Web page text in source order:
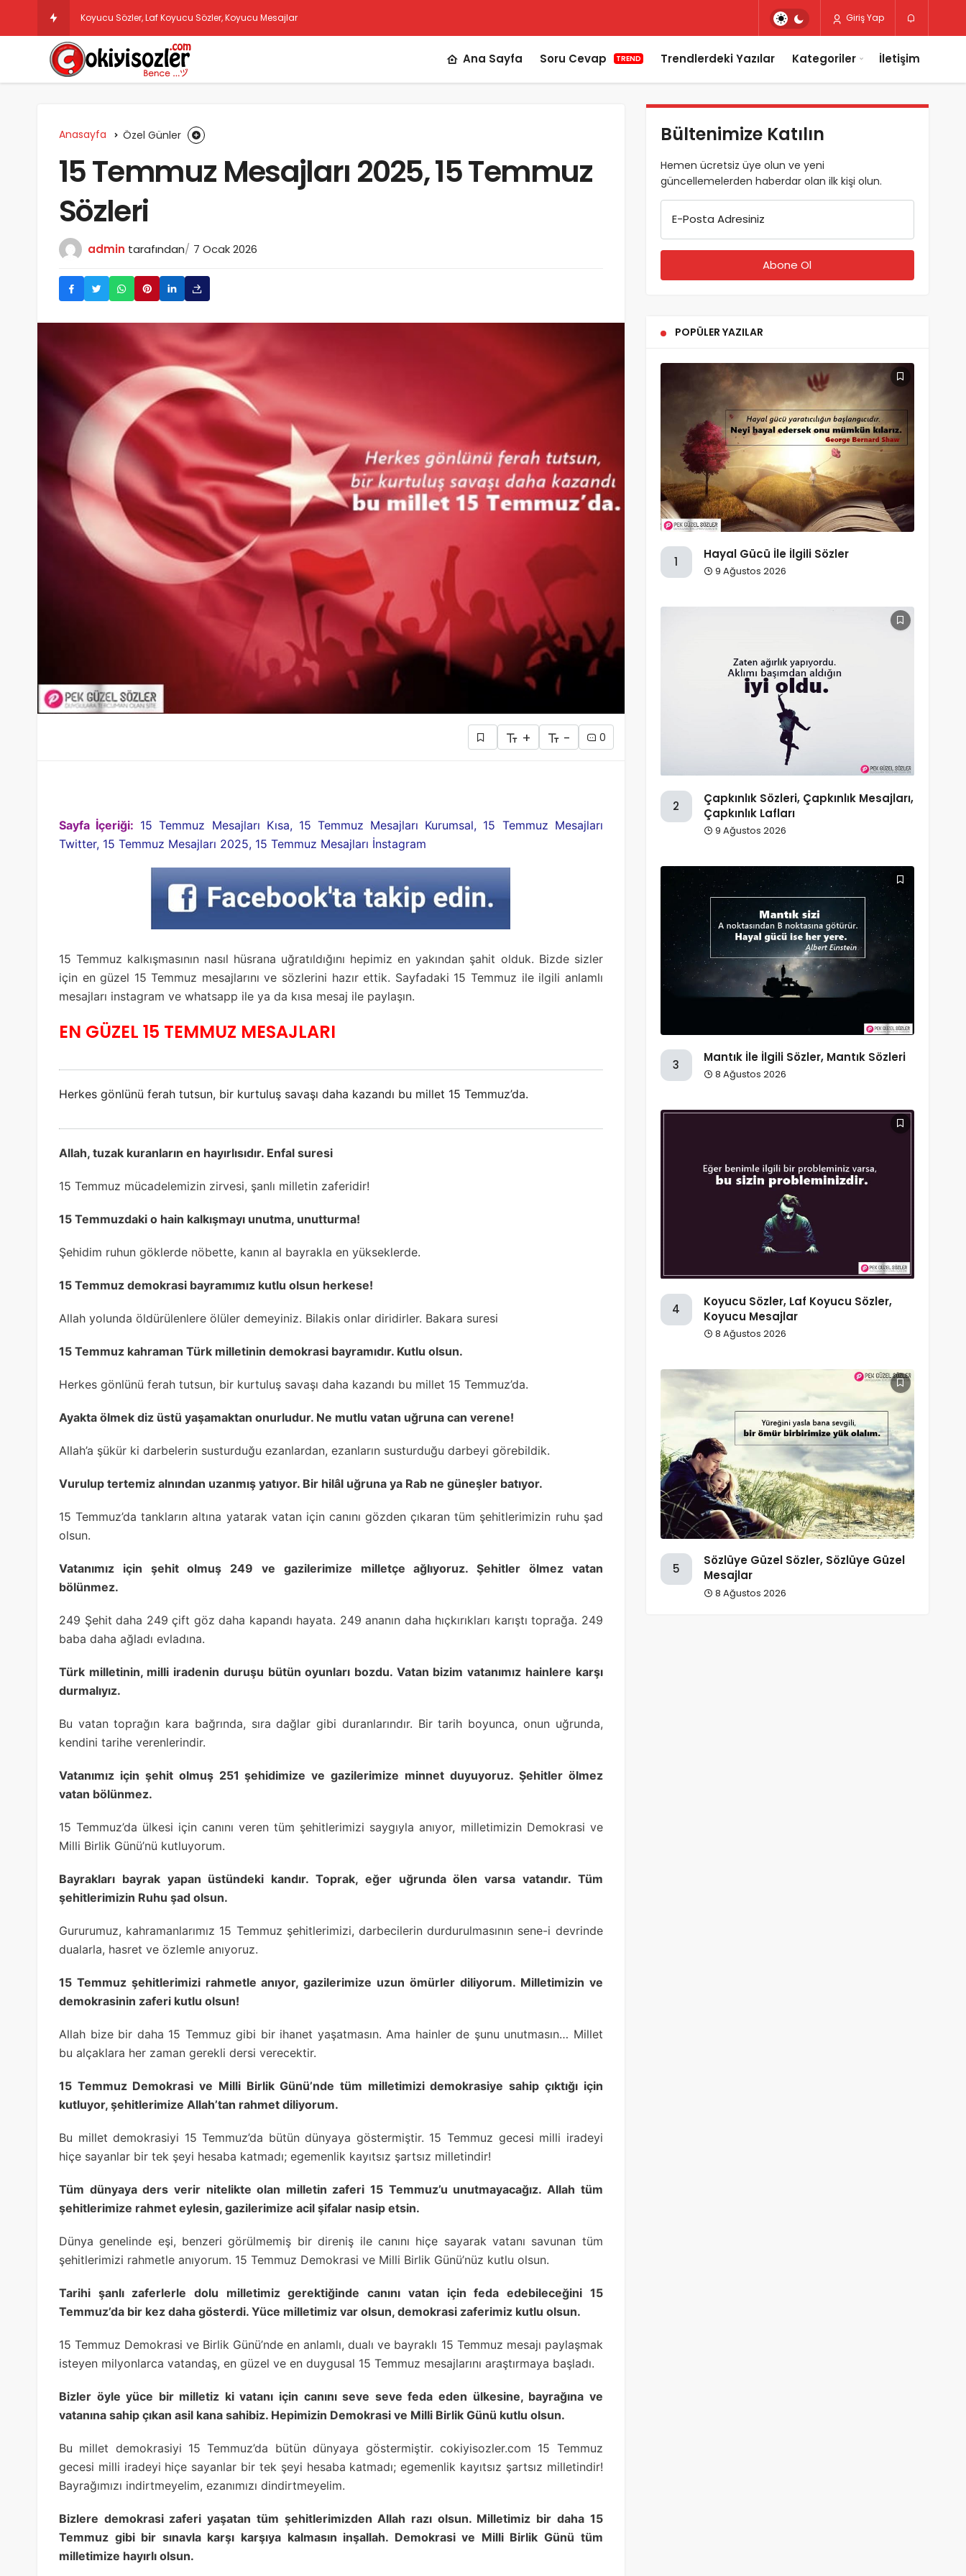
Giriş Yap
Ana Sayfa Soru Cevap TREND Trendlerdeki Yazılar Kategoriler İletişim
Anasayfa Özel Günler
15 Temmuz Mesajları 2025, 15 Temmuz
Sözleri
admin tarafından 7 Ocak 2026
+ - 0
Sayfa İçeriği: 15 Temmuz Mesajları Kısa, 15 Temmuz Mesajları Kurumsal, 15 Temmuz Mesajları
Twitter, 15 Temmuz Mesajları 2025, 15 Temmuz Mesajları İnstagram
15 Temmuz kalkışmasının nasıl hüsrana uğratıldığını hepimiz en yakından şahit olduk. Bizde sizler
için en güzel 15 Temmuz mesajlarını ve sözlerini hazır ettik. Sayfadaki 15 Temmuz ile ilgili anlamlı
mesajları instagram ve whatsapp ile ya da kısa mesaj ile paylaşın.
EN GÜZEL 15 TEMMUZ MESAJLARI
Herkes gönlünü ferah tutsun, bir kurtuluş savaşı daha kazandı bu millet 15 Temmuz’da.
Allah, tuzak kuranların en hayırlısıdır. Enfal suresi
15 Temmuz mücadelemizin zirvesi, şanlı milletin zaferidir!
15 Temmuzdaki o hain kalkışmayı unutma, unutturma!
Şehidim ruhun göklerde nöbette, kanın al bayrakla en yükseklerde.
15 Temmuz demokrasi bayramımız kutlu olsun herkese!
Allah yolunda öldürülenlere ölüler demeyiniz. Bilakis onlar diridirler. Bakara suresi
15 Temmuz kahraman Türk milletinin demokrasi bayramıdır. Kutlu olsun.
Herkes gönlünü ferah tutsun, bir kurtuluş savaşı daha kazandı bu millet 15 Temmuz’da.
Ayakta ölmek diz üstü yaşamaktan onurludur. Ne mutlu vatan uğruna can verene!
Allah’a şükür ki darbelerin susturduğu ezanlardan, ezanların susturduğu darbeyi görebildik.
Vurulup tertemiz alnından uzanmış yatıyor. Bir hilâl uğruna ya Rab ne güneşler batıyor.
15 Temmuz’da tankların altına yatarak vatan için canını gözden çıkaran tüm şehitlerimizin ruhu şad
olsun.
Vatanımız için şehit olmuş 249 ve gazilerimize milletçe ağlıyoruz. Şehitler ölmez vatan
bölünmez.
249 Şehit daha 249 çift göz daha kapandı hayata. 249 ananın daha hıçkırıkları karıştı toprağa. 249
baba daha ağladı evladına.
Türk milletinin, milli iradenin duruşu bütün oyunları bozdu. Vatan bizim vatanımız hainlere karşı
durmalıyız.
Bu vatan toprağın kara bağrında, sıra dağlar gibi duranlarındır. Bir tarih boyunca, onun uğrunda,
kendini tarihe verenlerindir.
Vatanımız için şehit olmuş 251 şehidimize ve gazilerimize minnet duyuyoruz. Şehitler ölmez
vatan bölünmez.
15 Temmuz’da ülkesi için canını veren tüm şehitlerimizi saygıyla anıyor, milletimizin Demokrasi ve
Milli Birlik Günü’nü kutluyorum.
Bayrakları bayrak yapan üstündeki kandır. Toprak, eğer uğrunda ölen varsa vatandır. Tüm
şehitlerimizin Ruhu şad olsun.
Gururumuz, kahramanlarımız 15 Temmuz şehitlerimizi, darbecilerin durdurulmasının sene-i devrinde
dualarla, hasret ve özlemle anıyoruz.
15 Temmuz şehitlerimizi rahmetle anıyor, gazilerimize uzun ömürler diliyorum. Milletimizin ve
demokrasinin zaferi kutlu olsun!
Allah bize bir daha 15 Temmuz gibi bir ihanet yaşatmasın. Ama hainler de şunu unutmasın… Millet
bu alçaklara her zaman gerekli dersi verecektir.
15 Temmuz Demokrasi ve Milli Birlik Günü’nde tüm milletimizi demokrasiye sahip çıktığı için
kutluyor, şehitlerimize Allah’tan rahmet diliyorum.
Bu millet demokrasiyi 15 Temmuz’da bütün dünyaya göstermiştir. 15 Temmuz gecesi milli iradeyi
hiçe sayanlar bir tek şeyi hesaba katmadı; egemenlik kayıtsız şartsız milletindir!
Tüm dünyaya ders verir nitelikte olan milletin zaferi 15 Temmuz’u unutmayacağız. Allah tüm
şehitlerimize rahmet eylesin, gazilerimize acil şifalar nasip etsin.
Dünya genelinde eşi, benzeri görülmemiş bir direniş ile canını hiçe sayarak vatanı savunan tüm
şehitlerimizi rahmetle anıyorum. 15 Temmuz Demokrasi ve Milli Birlik Günü’nüz kutlu olsun.
Tarihi şanlı zaferlerle dolu milletimiz gerektiğinde canını vatan için feda edebileceğini 15
Temmuz’da bir kez daha gösterdi. Yüce milletimiz var olsun, demokrasi zaferimiz kutlu olsun.
15 Temmuz Demokrasi ve Birlik Günü’nde en anlamlı, dualı ve bayraklı 15 Temmuz mesajı paylaşmak
isteyen milyonlarca vatandaş, en güzel ve en duygusal 15 Temmuz mesajlarını araştırmaya başladı.
Bizler öyle yüce bir milletiz ki vatanı için canını seve seve feda eden ülkesine, bayrağına ve
vatanına sahip çıkan asil kana sahibiz. Hepimizin Demokrasi ve Milli Birlik Günü kutlu olsun.
Bu millet demokrasiyi 15 Temmuz’da bütün dünyaya göstermiştir. cokiyisozler.com 15 Temmuz
gecesi milli iradeyi hiçe sayanlar bir tek şeyi hesaba katmadı; egemenlik kayıtsız şartsız milletindir!
Bayrağımızı indirtmeyelim, ezanımızı dindirtmeyelim.
Bizlere demokrasi zaferi yaşatan tüm şehitlerimizden Allah razı olsun. Milletimiz bir daha 15
Temmuz gibi bir sınavla karşı karşıya kalmasın inşallah. Demokrasi ve Milli Birlik Günü tüm
milletimize hayırlı olsun.
Bültenimize Katılın
Hemen ücretsiz üye olun ve yeni
güncellemelerden haberdar olan ilk kişi olun.
E-Posta Adresiniz
POPÜLER YAZILAR
1
Hayal Gücü İle İlgili Sözler
9 Ağustos 2026
2
Çapkınlık Sözleri, Çapkınlık Mesajları,
Çapkınlık Lafları
9 Ağustos 2026
3
Mantık İle İlgili Sözler, Mantık Sözleri
8 Ağustos 2026
4
Koyucu Sözler, Laf Koyucu Sözler,
Koyucu Mesajlar
8 Ağustos 2026
5
Sözlüye Güzel Sözler, Sözlüye Güzel
Mesajlar
8 Ağustos 2026